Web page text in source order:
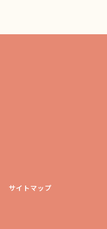
サイトマップ